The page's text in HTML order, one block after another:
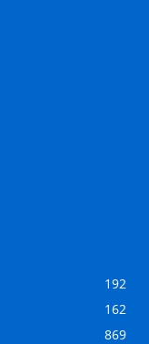
192
162
869